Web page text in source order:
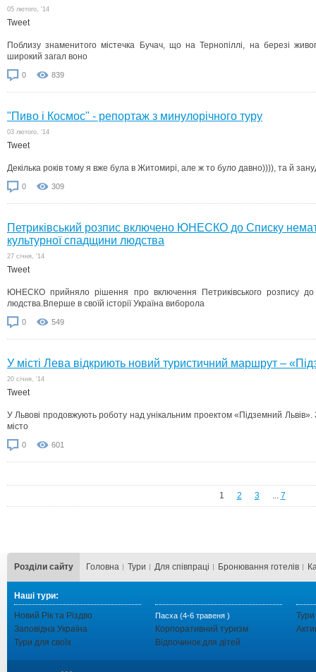
05 лютого, '14
Tweet
Поблизу знаменитого містечка Бучач, що на Тернопіллі, на березі
широкий загал воно
0 839
"Пиво і Космос" - репортаж з минулорічного туру
03 лютого, '14
Tweet
Декілька років тому я вже була в Житомирі, але ж то було давно)))), та й
0 309
Петриківський розпис включено ЮНЕСКО до Списку
культурної спадщини людства
27 cічня, '14
Tweet
ЮНЕСКО прийняло рішення про включення Петриківського розпису до
людства.Вперше в своїй історії Україна виборола
0 549
У місті Лева відкриють новий туристичний маршрут –
20 cічня, '14
Tweet
У Львові продовжують роботу над унікальним проектом «Підземний
місто
0 601
1 2 3 ... 7
Розділи сайту Головна Тури Для cпівпраці Бронювання готелів
Наші тури:
Новий Рік та Різдво
Заповідна Україна
Тури для своїх
Пасха (4-6 травеня )
Корпоративний туризм
Відпочинок для дітей
Тури